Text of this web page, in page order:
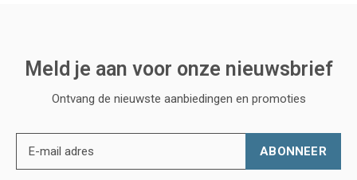
Meld je aan voor onze nieuwsbrief
Ontvang de nieuwste aanbiedingen en promoties
ABONNEER